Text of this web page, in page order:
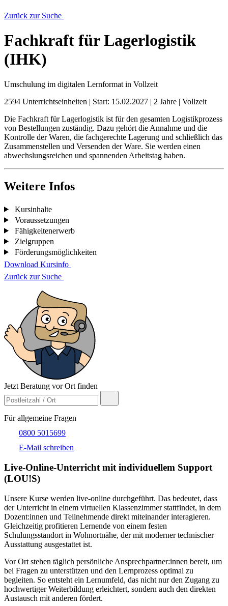
Zurück zur Suche
Fachkraft für Lagerlogistik
(IHK)
Umschulung im digitalen Lernformat in Vollzeit
2594 Unterrichtseinheiten | Start: 15.02.2027 | 2 Jahre | Vollzeit
Die Fachkraft für Lagerlogistik ist für den gesamten Logistikprozess
von Bestellungen zuständig. Dazu gehört die Annahme und die
Kontrolle der Waren, die fachgerechte Lagerung und schließlich das
Zusammenstellen und Versenden der Ware. Sie werden einen
abwechslungsreichen und spannenden Arbeitstag haben.
Weitere Infos
Kursinhalte
Voraussetzungen
Fähigkeitenerwerb
Zielgruppen
Förderungsmöglichkeiten
Download Kursinfo
Zurück zur Suche
Jetzt Beratung vor Ort finden
Für allgemeine Fragen
0800 5015699
E-Mail schreiben
Live-​Online-Unterricht mit individuellem Support
(LOU!S)
Unsere Kurse werden live-online durchgeführt. Das bedeutet, dass
der Unterricht in einem virtuellen Klassenzimmer stattfindet, in dem
Dozent:innen und Teilnehmende direkt miteinander interagieren.
Gleichzeitig profitieren Lernende von einem festen
Schulungsstandort in Wohnortnähe, der mit moderner technischer
Ausstattung ausgestattet ist.
Vor Ort stehen täglich persönliche Ansprechpartner:innen bereit, um
bei Fragen zu unterstützen und den Lernprozess optimal zu
begleiten. So entsteht ein Lernumfeld, das nicht nur den Zugang zu
hochwertiger Weiterbildung erleichtert, sondern auch den direkten
Austausch mit anderen fördert.